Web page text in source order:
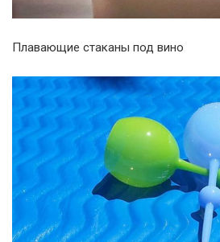
Плавающие стаканы под вино